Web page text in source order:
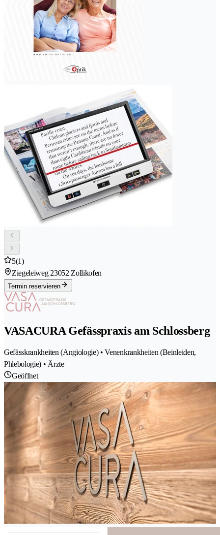
5(1)
Ziegeleiweg 23052 Zollikofen
Termin reservieren
VASACURA Gefässpraxis am Schlossberg
Gefässkrankheiten (Angiologie) • Venenkrankheiten (Beinleiden,
Phlebologie) • Ärzte
Geöffnet